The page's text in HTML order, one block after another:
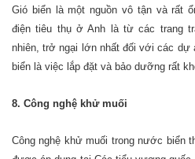
Gió biển là một nguồn vô tận và rất
điện tiêu thụ ở Anh là từ các trang
nhiên, trở ngại lớn nhất đối với các dự
biển là việc lắp đặt và bảo dưỡng rất
8. Công nghệ khử muối
Công nghệ khử muối trong nước biển